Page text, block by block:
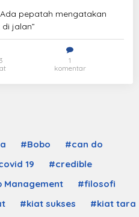
Ada pepatah mengatakan
jalan”
1
komentar
#Bobo
#can do
19
#credible
Management
#filosofi
#kiat sukses
#kiat tara